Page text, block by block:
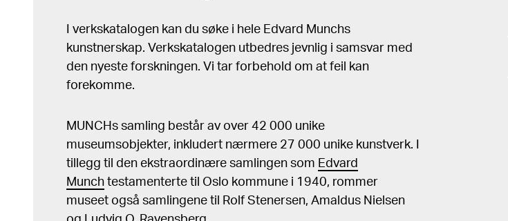
I verkskatalogen kan du søke i hele Edvard Munchs
kunstnerskap. Verkskatalogen utbedres jevnlig i samsvar med
den nyeste forskningen. Vi tar forbehold om at feil kan
forekomme.
MUNCHs samling består av over 42 000 unike
museumsobjekter, inkludert nærmere 27 000 unike kunstverk. I
tillegg til den ekstraordinære samlingen som Edvard
Munch testamenterte til Oslo kommune i 1940, rommer
museet også samlingene til Rolf Stenersen, Amaldus Nielsen